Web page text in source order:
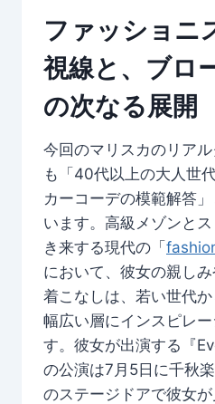
ファッショニ
視線と、ブロ
の次なる展開
今回のマリスカのリア
も「40代以上の大人世
カーコーデの模範解答
います。高級メゾンと
き来する現代の「
において、彼女の親し
着こなしは、若い世代
幅広い層にインスピレ
す。彼女が出演する『
の公演は7月5日に千秋
のステージドアで彼女